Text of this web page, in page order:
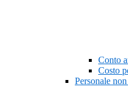
Conto
Costo
Personale